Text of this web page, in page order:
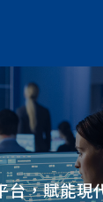
台，賦能現